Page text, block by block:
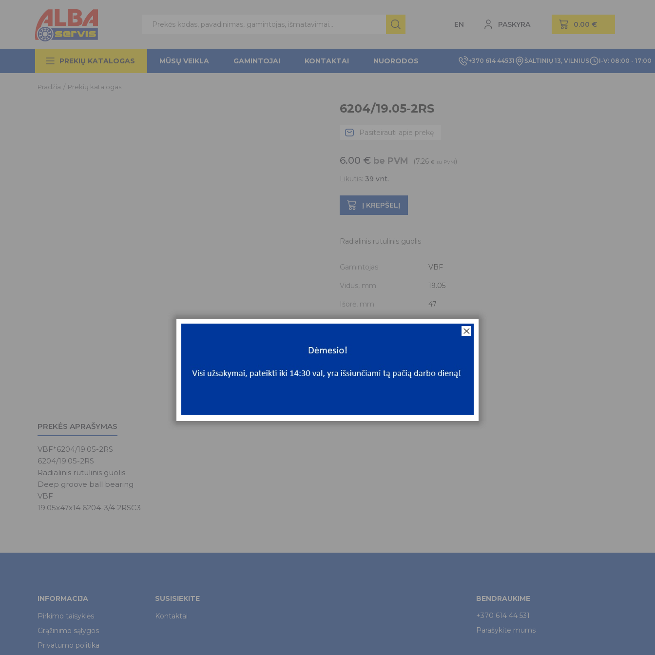
EN PASKYRA
+370 614 44531 ŠALTINIŲ 13, VILNIUS I-V: 08:00 - 17:00
PREKIŲ KATALOGAS MŪSŲ VEIKLA GAMINTOJAI KONTAKTAI NUORODOS
Pradžia / Prekių katalogas
6204/19.05-2RS
Pasiteirauti apie prekę
6.00 € be PVM (7.26 € su PVM)
Likutis: 39 vnt.
Į KREPŠELĮ
Radialinis rutulinis guolis
Gamintojas VBF
Vidus, mm 19.05
Išorė, mm 47
Storis, mm 14
Mato vnt VNT
PREKĖS APRAŠYMAS
VBF*6204/19.05-2RS
6204/19.05-2RS
Radialinis rutulinis guolis
Deep groove ball bearing
VBF
19.05x47x14 6204-3/4 2RSC3
INFORMACIJA
Pirkimo taisyklės
Grąžinimo sąlygos
Privatumo politika
SUSISIEKITE
Kontaktai
BENDRAUKIME
+370 614 44 531
Parašykite mums